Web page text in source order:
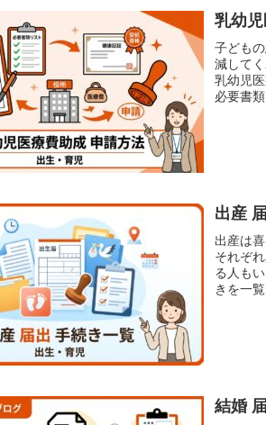
乳幼
子ども
減して
乳幼児
必要書
出産
出産は
それぞ
る人も
きを一
結婚